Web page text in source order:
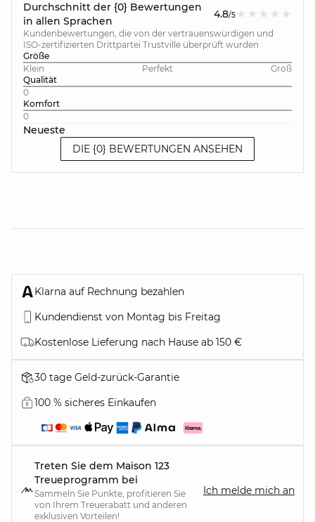
Durchschnitt der {0} Bewertungen
in allen Sprachen
4.8/5
Kundenbewertungen, die von der vertrauenswürdigen und
ISO-zertifizierten Drittpartei Trustville überprüft wurden
Größe
Klein
Perfekt
Groß
Qualität
0
Komfort
0
Neueste
DIE {0} BEWERTUNGEN ANSEHEN
Klarna auf Rechnung bezahlen
Kundendienst von Montag bis Freitag
Kostenlose Lieferung nach Hause ab 150 €
30 tage Geld-zurück-Garantie
100 % sicheres Einkaufen
Treten Sie dem Maison 123
Treueprogramm bei
Sammeln Sie Punkte, profitieren Sie
von Ihrem Treuerabatt und anderen
exklusiven Vorteilen!
Ich melde mich an